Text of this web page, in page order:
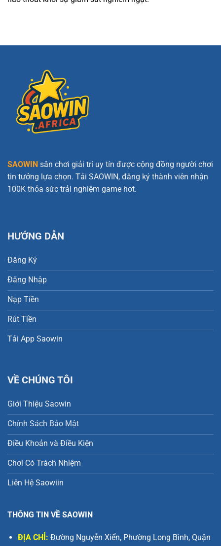
SAOWIN sân chơi giải trí uy tín được cộng đồng người chơi
tin tưởng lựa chọn. Tải SAOWIN, đăng ký thành viên nhận
100K thỏa sức trải nghiệm game hot.
HƯỚNG DẪN
Đăng Ký
Đăng Nhập
Nạp Tiền
Rút Tiền
Tải App Saowin
VỀ CHÚNG TÔI
Giới Thiệu Saowin
Chính Sách Bảo Mật
Điều Khoản và Điều Kiện
Chơi Có Trách Nhiệm
Liên Hệ Saowiin
THÔNG TIN VỀ SAOWIN
ĐỊA CHỈ: Đường Nguyễn Xiển, Phường Long Bình, Quận